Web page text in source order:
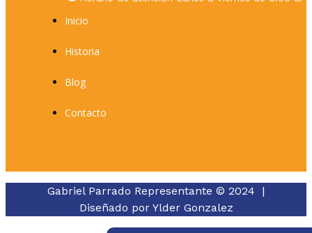
Inicio
Historia
Blog
Contacto
Gabriel Parrado Representante © 2024 |
Diseñado por Ylder Gonzalez